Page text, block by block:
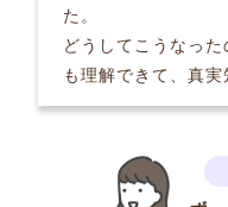
た。
どうしてこうなっ
も理解できて、真実